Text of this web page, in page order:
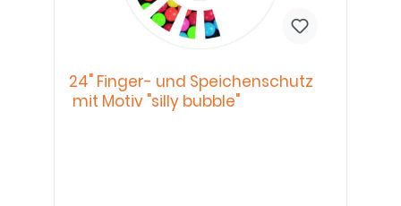
24" Finger- und Speichenschutz
mit Motiv "silly bubble"